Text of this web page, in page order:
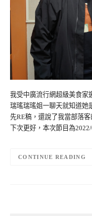
我受中廣流行網超級美食家
瑞瑤瑞瑤姐一聊天就知道她
先RE稿，還說了我當部落
下次更好，本次節目為
CONTINUE READING